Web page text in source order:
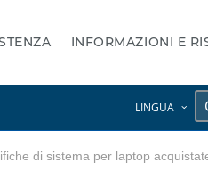
INFORMAZIONI E
LINGUA
di sistema per laptop